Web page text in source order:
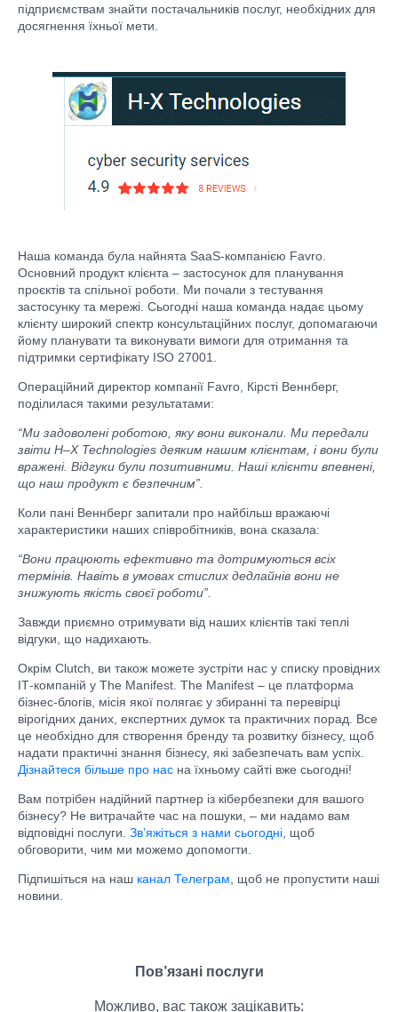
підприємствам знайти постачальників послуг, необхідних для
досягнення їхньої мети.
Наша команда була найнята SaaS-компанією Favro.
Основний продукт клієнта – застосунок для планування
проєктів та спільної роботи. Ми почали з тестування
застосунку та мережі. Сьогодні наша команда надає цьому
клієнту широкий спектр консультаційних послуг, допомагаючи
йому планувати та виконувати вимоги для отримання та
підтримки сертифікату ISO 27001.
Операційний директор компанії Favro, Кірсті Веннберг,
поділилася такими результатами:
“Ми задоволені роботою, яку вони виконали. Ми передали
звіти H–X Technologies деяким нашим клієнтам, і вони були
вражені. Відгуки були позитивними. Наші клієнти впевнені,
що наш продукт є безпечним”.
Коли пані Веннберг запитали про найбільш вражаючі
характеристики наших співробітників, вона сказала:
“Вони працюють ефективно та дотримуються всіх
термінів. Навіть в умовах стислих дедлайнів вони не
знижують якість своєї роботи”.
Завжди приємно отримувати від наших клієнтів такі теплі
відгуки, що надихають.
Окрім Clutch, ви також можете зустріти нас у списку провідних
ІТ-компаній у The Manifest. The Manifest – це платформа
бізнес-блогів, місія якої полягає у збиранні та перевірці
вірогідних даних, експертних думок та практичних порад. Все
це необхідно для створення бренду та розвитку бізнесу, щоб
надати практичні знання бізнесу, які забезпечать вам успіх.
Дізнайтеся більше про нас на їхньому сайті вже сьогодні!
Вам потрібен надійний партнер із кібербезпеки для вашого
бізнесу? Не витрачайте час на пошуки, – ми надамо вам
відповідні послуги. Зв’яжіться з нами сьогодні , щоб
обговорити, чим ми можемо допомогти.
Підпишіться на наш канал Телеграм , щоб не пропустити наші
новини.
Пов’язані послуги
Можливо, вас також зацікавить: